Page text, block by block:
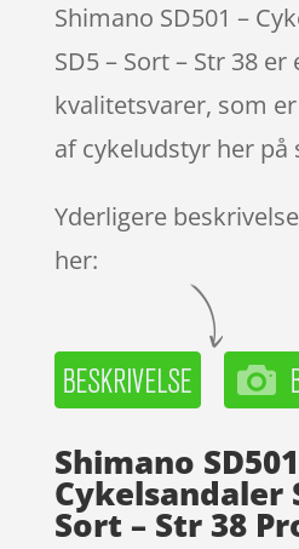
er
Shimano SD501 –
SD5 – Sort – Str 38
kvalitetsvarer, som
af cykeludstyr her på
Yderligere
her:
Shimano
Cykelsandaler
Sort – Str 38